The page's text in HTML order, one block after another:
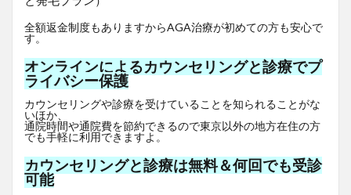
全額返金制度もありますからAGA治療が初めての方も安心で
す。
オンラインによるカウンセリングと診療でプ
ライバシー保護
カウンセリングや診療を受けていることを知られることがな
いほか、
通院時間や通院費を節約できるので東京以外の地方在住の方
でも手軽に利用できますよ。
カウンセリングと診療は無料＆何回でも受診
可能